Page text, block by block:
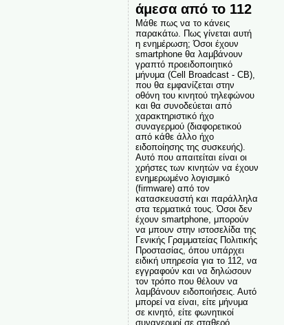
άμεσα από το 112
Μάθε πως να το κάνεις
παρακάτω. Πως γίνεται αυτή
η ενημέρωση; Όσοι έχουν
smartphone θα λαμβάνουν
γραπτό προειδοποιητικό
μήνυμα (Cell Broadcast - CB),
που θα εμφανίζεται στην
οθόνη του κινητού τηλεφώνου
και θα συνοδεύεται από
χαρακτηριστικό ήχο
συναγερμού (διαφορετικού
από κάθε άλλο ήχο
ειδοποίησης της συσκευής).
Αυτό που απαιτείται είναι οι
χρήστες των κινητών να έχουν
ενημερωμένο λογισμικό
(firmware) από τον
κατασκευαστή και παράλληλα
στα τερματικά τους. Όσοι δεν
έχουν smartphone, μπορούν
να μπουν στην ιστοσελίδα της
Γενικής Γραμματείας Πολιτικής
Προστασίας, όπου υπάρχει
ειδική υπηρεσία για το 112, να
εγγραφούν και να δηλώσουν
τον τρόπο που θέλουν να
λαμβάνουν ειδοποιήσεις. Αυτό
μπορεί να είναι, είτε μήνυμα
σε κινητό, είτε φωνητικοί
συναγερμοί σε σταθερό